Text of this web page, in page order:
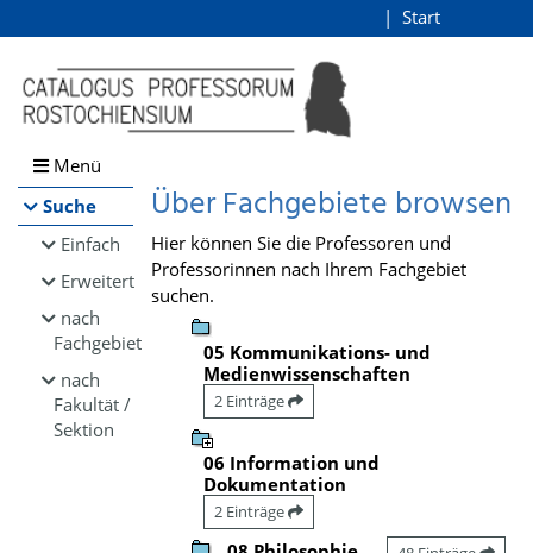
Browsen
direkt zum Inhalt
Start
Menü
Suche
Einfach
Erweitert
nach
Fachgebiet
nach
Fakultät /
Sektion
Über Fachgebiete browsen
Hier können Sie die Professoren und
Professorinnen nach Ihrem Fachgebiet
suchen.
05 Kommunikations- und
Medienwissenschaften
2 Einträge
06 Information und
Dokumentation
2 Einträge